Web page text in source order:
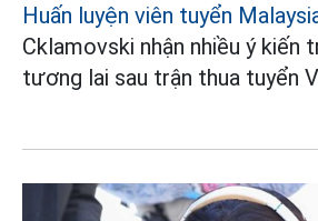
Huấn luyện viên tuyển
Cklamovski nhận nhiều ý kiến
tương lai sau trận thua tuyển